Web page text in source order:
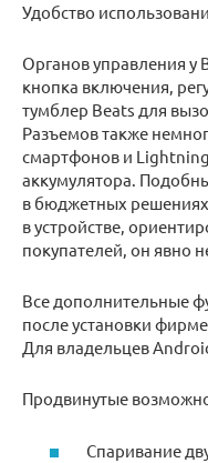
Удобство
Органов управления у
кнопка включения,
тумблер Beats для
Разъемов также
смартфонов и
аккумулятора.
в бюджетных
в устройстве,
покупателей, он явно
Все дополнительные
после установки
Для владельцев
Продвинутые
Спаривание